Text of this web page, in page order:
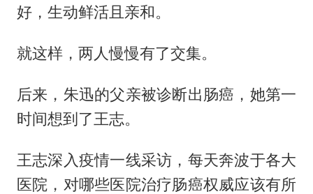
好，生动鲜活且亲和。
就这样，两人慢慢有了交集。
后来，朱迅的父亲被诊断出肠癌，她第一
时间想到了王志。
王志深入疫情一线采访，每天奔波于各大
医院，对哪些医院治疗肠癌权威应该有所